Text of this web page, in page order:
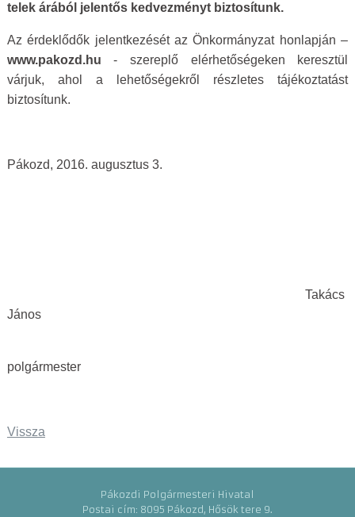
telek árából jelentős kedvezményt biztosítunk.
Az érdeklődők jelentkezését az Önkormányzat honlapján –
www.pakozd.hu - szereplő elérhetőségeken keresztül
várjuk, ahol a lehetőségekről részletes tájékoztatást
biztosítunk.
Pákozd, 2016. augusztus 3.
Takács
János
polgármester
Vissza
Pákozdi Polgármesteri Hivatal
Postai cím: 8095 Pákozd, Hősök tere 9.